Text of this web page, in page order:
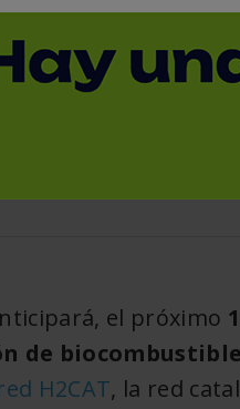
el próximo
de
H2CAT, la red